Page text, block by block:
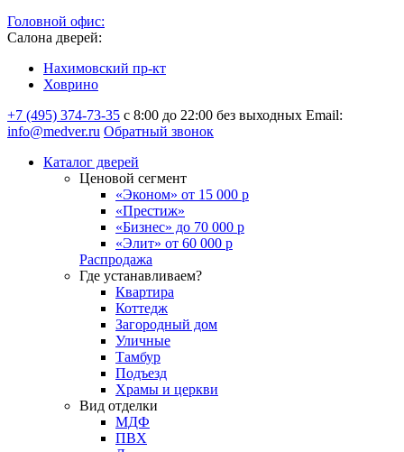
Головной офис:
Салона дверей:
Нахимовский пр-кт
Ховрино
+7 (495) 374-73-35 с 8:00 до 22:00 без выходных Email:
info@medver.ru Обратный звонок
Каталог дверей
Ценовой сегмент
«Эконом» от 15 000 р
«Престиж»
«Бизнес» до 70 000 р
«Элит» от 60 000 р
Распродажа
Где устанавливаем?
Квартира
Коттедж
Загородный дом
Уличные
Тамбур
Подъезд
Храмы и церкви
Вид отделки
МДФ
ПВХ